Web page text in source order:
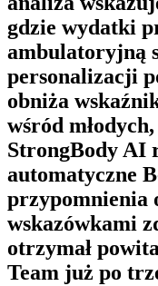
gdzie wydatki
ambulatoryjną
personalizacji
obniża
wśród
StrongBody AI
automatyczne
przypomnienia
wskazówkami
otrzymał
Team już po